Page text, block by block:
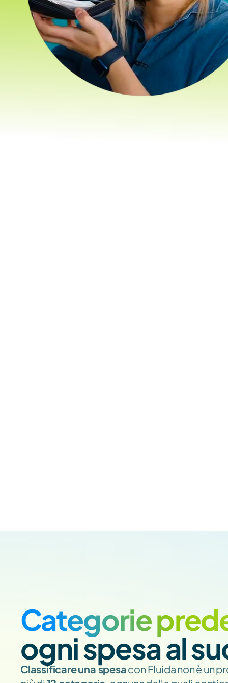
Categorie
ogni spesa al
Classificareuna spesa con Fluida non è un